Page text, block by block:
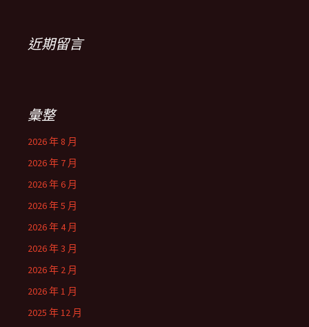
近期留言
彙整
2026 年 8 月
2026 年 7 月
2026 年 6 月
2026 年 5 月
2026 年 4 月
2026 年 3 月
2026 年 2 月
2026 年 1 月
2025 年 12 月